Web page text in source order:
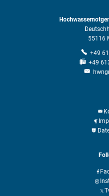
55116
+49
+49